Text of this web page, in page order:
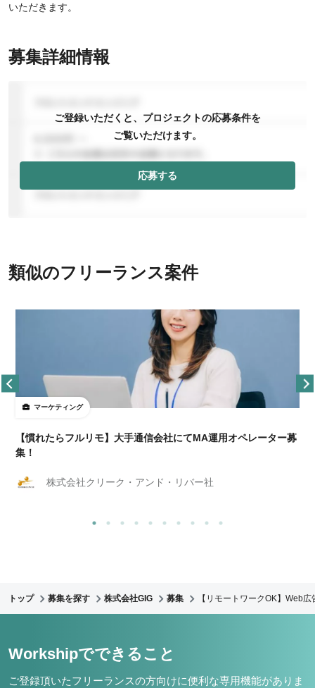
いただきます。
募集詳細情報
ご登録いただくと、プロジェクトの応募条件を
ご覧いただけます。
応募する
類似のフリーランス案件
マーケティング
【慣れたらフルリモ】大手通信会社にてMA運用オペレーター募
集！
株式会社クリーク・アンド・リバー社
トップ 募集を探す 株式会社GIG 募集 【リモートワークOK】Web
Workshipでできること
ご登録頂いたフリーランスの方向けに便利な専用機能がありま